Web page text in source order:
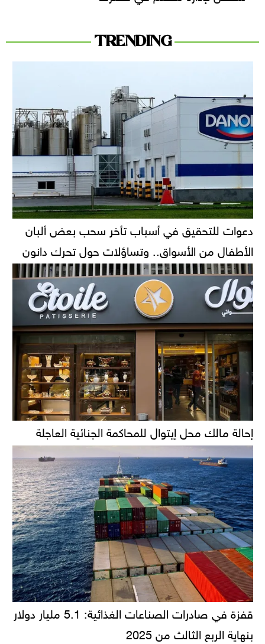
TRENDING
دعوات للتحقيق في أسباب تأخر سحب بعض ألبان
الأطفال من الأسواق.. وتساؤلات حول تحرك دانون
إحالة مالك محل إيتوال للمحاكمة الجنائية العاجلة
قفزة في صادرات الصناعات الغذائية: 5.1 مليار دولار
بنهاية الربع الثالث من 2025